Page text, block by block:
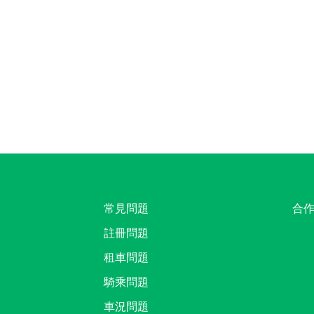
常見問題
註冊問題
租車問題
騎乘問題
車況問題
合